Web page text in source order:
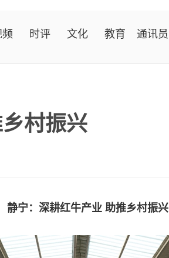
频 时评 文化 教育 通讯员
村振兴
静宁：深耕红牛产业 助推乡村振兴